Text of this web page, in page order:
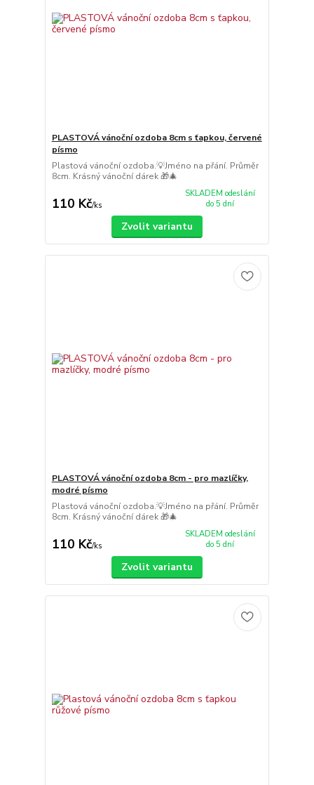
PLASTOVÁ vánoční ozdoba 8cm s ťapkou, červené
písmo
Plastová vánoční ozdoba.💡Jméno na přání. Průměr
8cm. Krásný vánoční dárek 🎁🎄
110 Kč/ks
SKLADEM odeslání
do 5 dní
Zvolit variantu
PLASTOVÁ vánoční ozdoba 8cm - pro mazlíčky,
modré písmo
Plastová vánoční ozdoba.💡Jméno na přání. Průměr
8cm. Krásný vánoční dárek 🎁🎄
110 Kč/ks
SKLADEM odeslání
do 5 dní
Zvolit variantu